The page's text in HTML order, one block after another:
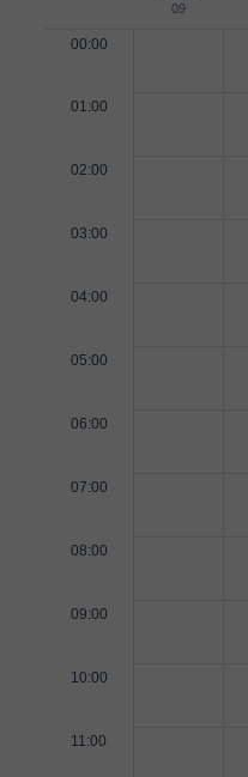
09
00:00
01:00
02:00
03:00
04:00
05:00
06:00
07:00
08:00
09:00
10:00
11:00